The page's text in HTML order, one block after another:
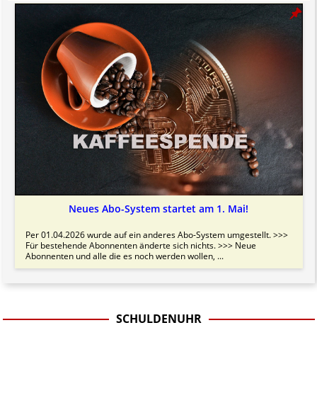
Neues Abo-System startet am 1. Mai!
Per 01.04.2026 wurde auf ein anderes Abo-System umgestellt. >>>
Für bestehende Abonnenten änderte sich nichts. >>> Neue
Abonnenten und alle die es noch werden wollen, ...
SCHULDENUHR